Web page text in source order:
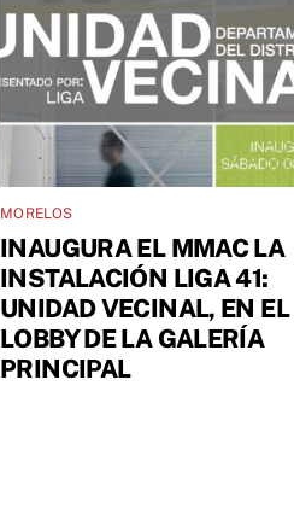
MORELOS
INAUGURA EL MMAC LA
INSTALACIÓN LIGA 41:
UNIDAD VECINAL, EN EL
LOBBY DE LA GALERÍA
PRINCIPAL